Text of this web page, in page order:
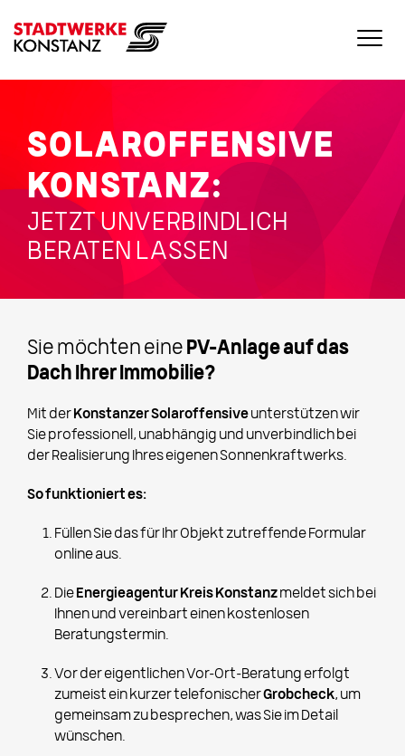
SOLAROFFENSIVE
KONSTANZ:
JETZT UNVERBINDLICH
BERATEN LASSEN
Sie möchten eine PV-Anlage auf das
Dach Ihrer Immobilie?
Mit der Konstanzer Solaroffensiveunterstützen wir
Sie professionell, unabhängig und unverbindlich bei
der Realisierung Ihres eigenen Sonnenkraftwerks.
So funktioniert es:
Füllen Sie das für Ihr Objekt zutreffende Formular
online aus.
Die Energieagentur Kreis Konstanzmeldet sich bei
Ihnen und vereinbart einen kostenlosen
Beratungstermin.
Vor der eigentlichen Vor-Ort-Beratung erfolgt
zumeist ein kurzer telefonischerGrobcheck, um
gemeinsam zu besprechen, was Sie im Detail
wünschen.